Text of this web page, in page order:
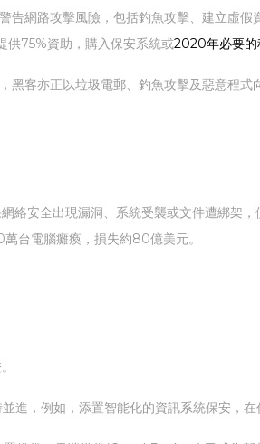
網路攻擊風險，包括釣魚攻擊、建立虛
供75%資助，購入保安系統或2020年必要的
客亦正以垃圾電郵、釣魚攻擊及惡意程式
絡安全出現漏洞、系統受襲或文件遭綁架
台電腦癱瘓，損失約80億美元。
，例如，添置智能化的資訊系統保安，